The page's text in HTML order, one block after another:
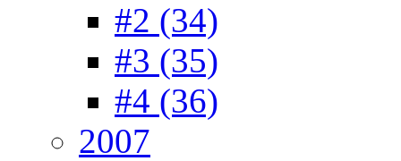
#2 (34)
#3 (35)
#4 (36)
2007